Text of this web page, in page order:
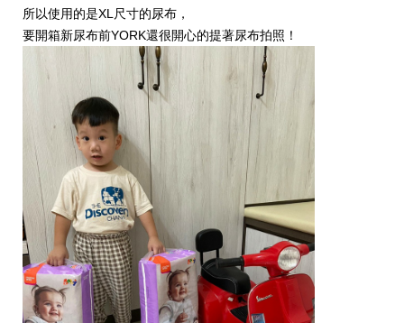
所以使用的是XL尺寸的尿布，
要開箱新尿布前YORK還很開心的提著尿布拍照！